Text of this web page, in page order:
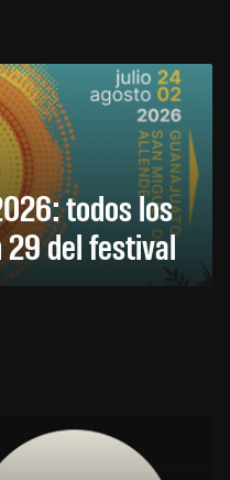
todos los
29 del festival